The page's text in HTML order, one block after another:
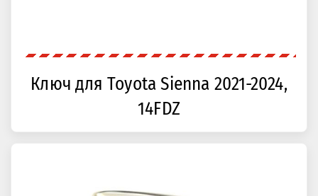
Ключ для Toyota Sienna 2021-2024,
14FDZ